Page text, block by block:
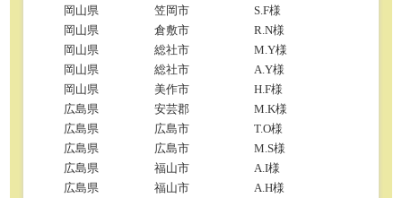
岡山県
笠岡市
S.F様
岡山県
倉敷市
R.N様
岡山県
総社市
M.Y様
岡山県
総社市
A.Y様
岡山県
美作市
H.F様
広島県
安芸郡
M.K様
広島県
広島市
T.O様
広島県
広島市
M.S様
広島県
福山市
A.I様
広島県
福山市
A.H様